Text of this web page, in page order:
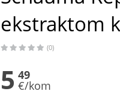
ekstraktom
(0)
5 49
€/kom